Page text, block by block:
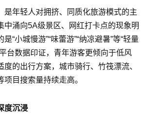
是年轻人对拥挤、同质化旅游模式的主
中涌向5A级景区、网红打卡点的现象明
“小城慢游”“味蕾游”“纳凉避暑”等“轻量
台数据印证，青年游客更倾向于低风
度的出行方案，城市骑行、竹筏漂流、
项目搜索量持续走高。
度沉浸